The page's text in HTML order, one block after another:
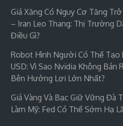
Giá Xăng Có Nguy Cơ Tăng
– Iran Leo Thang: Thị Trường
Điều Gì?
Robot Hình Người Có Thể Tạo
USD: Vì Sao Nvidia Không Bán
Bên Hưởng Lợi Lớn Nhất?
Giá Vàng Và Bạc Giữ Vững Đà
Làm Mỹ: Fed Có Thể Sớm Hạ